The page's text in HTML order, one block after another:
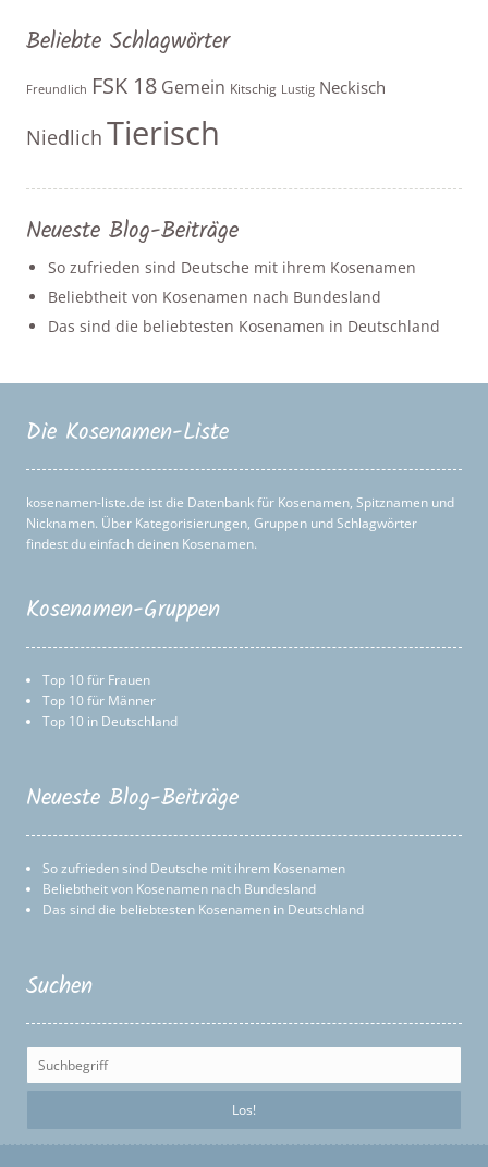
Beliebte Schlagwörter
Freundlich FSK 18 Gemein Kitschig Lustig Neckisch
Niedlich Tierisch
Neueste Blog-Beiträge
So zufrieden sind Deutsche mit ihrem Kosenamen
Beliebtheit von Kosenamen nach Bundesland
Das sind die beliebtesten Kosenamen in Deutschland
Die Kosenamen-Liste
kosenamen-liste.de ist die Datenbank für Kosenamen, Spitznamen und
Nicknamen. Über Kategorisierungen, Gruppen und Schlagwörter
findest du einfach deinen Kosenamen.
Kosenamen-Gruppen
Top 10 für Frauen
Top 10 für Männer
Top 10 in Deutschland
Neueste Blog-Beiträge
So zufrieden sind Deutsche mit ihrem Kosenamen
Beliebtheit von Kosenamen nach Bundesland
Das sind die beliebtesten Kosenamen in Deutschland
Suchen